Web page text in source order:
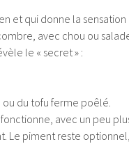
et qui donne la sensation
avec chou ou
le « secret » :
du tofu ferme poêlé.
avec un peu
Le piment reste